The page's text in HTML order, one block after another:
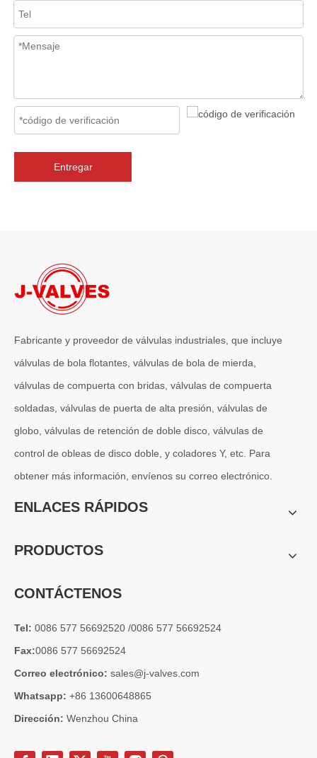
J-VALVES fabrica válvulas de compuerta WCB de gran
Entregar
Fabricante y proveedor de válvulas industriales, que incluye
válvulas de bola flotantes, válvulas de bola de mierda,
válvulas de compuerta con bridas, válvulas de compuerta
soldadas, válvulas de puerta de alta presión, válvulas de
globo, válvulas de retención de doble disco, válvulas de
control de obleas de disco doble, y coladores Y, etc. Para
obtener más información, envíenos su correo electrónico.
ENLACES RÁPIDOS
PRODUCTOS
CONTÁCTENOS
Tel: 0086 577 56692520 /0086 577 56692524
Fax:0086 577 56692524
Correo electrónico: sales@j-valves.com
Whatsapp: +86 13600648865
Dirección: Wenzhou China